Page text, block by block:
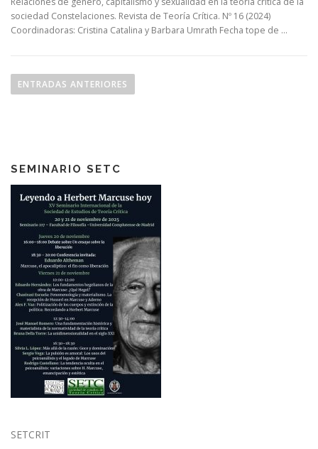
sociedad Constelaciones. Revista de Teoría Crítica. Nº 16 (2024)
Coordinadoras: Cristina Catalina y Barbara Umrath Fecha tope de …
a
c
n
e
n
r
a
ENTRADAS ANTERIORES
SEMINARIO SETC
SETCRIT